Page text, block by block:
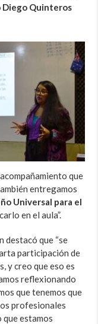
Diego Quinteros
que
entregamos
Universal para el
en el aula”.
destacó que “se
participación de
y creo que eso es
reflexionando
que tenemos que
profesionales
que estamos